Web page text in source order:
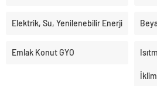
Elektrik, Su, Yenilenebilir Enerji
Emlak Konut GYO